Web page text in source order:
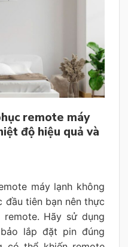
remote máy
độ hiệu quả và
máy lạnh không
đầu tiên bạn nên thực
Hãy sử dụng
lắp đặt pin đúng